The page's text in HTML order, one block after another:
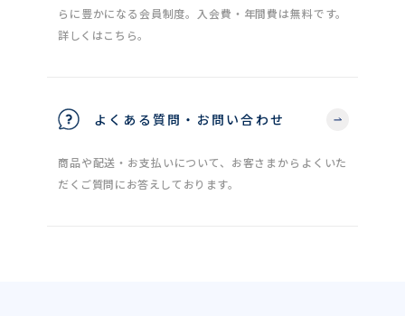
らに豊かになる会員制度。入会費・年間費は無料です。
詳しくはこちら。
よくある質問・お問い合わせ
商品や配送・お支払いについて、お客さまからよくいた
だくご質問にお答えしております。